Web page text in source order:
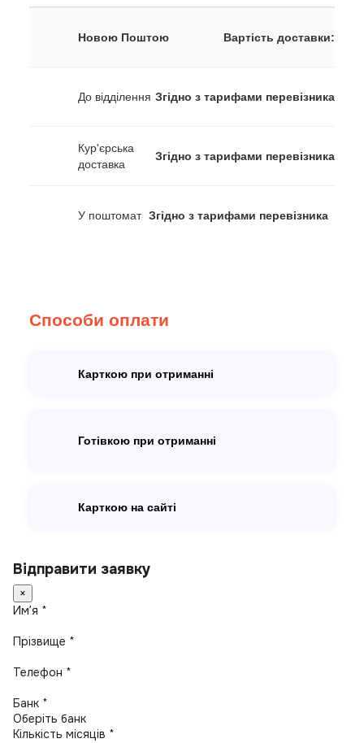
Новою Поштою Вартість доставки:
До відділення Згідно з тарифами перевізника
Кур'єрська
доставка
Згідно з тарифами перевізника
У поштомат Згідно з тарифами перевізника
Способи оплати
Карткою при отриманні
Готівкою при отриманні
Карткою на сайті
Відправити заявку
×
Имʼя *
Прізвище *
Телефон *
Банк *
Кількість місяців *